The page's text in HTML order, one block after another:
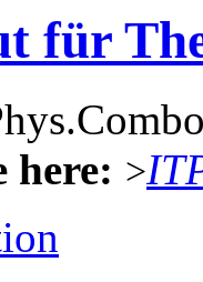
für
here: >